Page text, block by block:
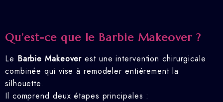
Qu’est-ce que le Barbie Makeover ?
Le Barbie Makeover est une intervention chirurgicale
combinée qui vise à remodeler entièrement la
silhouette.
Il comprend deux étapes principales :